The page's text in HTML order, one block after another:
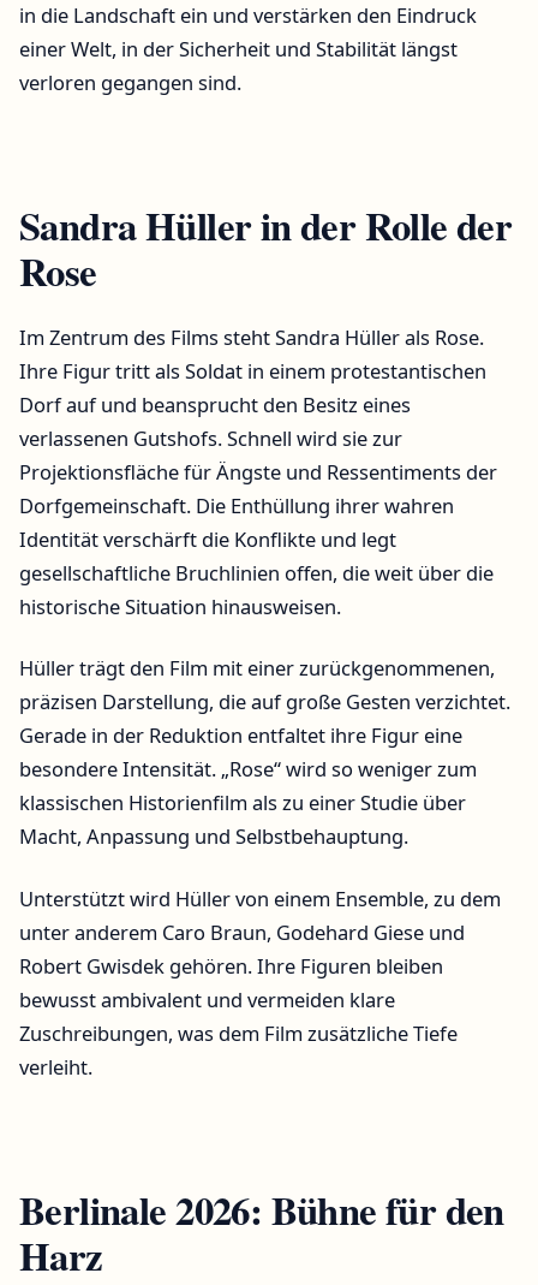
in die Landschaft ein und verstärken den Eindruck
einer Welt, in der Sicherheit und Stabilität längst
verloren gegangen sind.
Sandra Hüller in der Rolle der
Rose
Im Zentrum des Films steht Sandra Hüller als Rose.
Ihre Figur tritt als Soldat in einem protestantischen
Dorf auf und beansprucht den Besitz eines
verlassenen Gutshofs. Schnell wird sie zur
Projektionsfläche für Ängste und Ressentiments der
Dorfgemeinschaft. Die Enthüllung ihrer wahren
Identität verschärft die Konflikte und legt
gesellschaftliche Bruchlinien offen, die weit über die
historische Situation hinausweisen.
Hüller trägt den Film mit einer zurückgenommenen,
präzisen Darstellung, die auf große Gesten verzichtet.
Gerade in der Reduktion entfaltet ihre Figur eine
besondere Intensität. „Rose“ wird so weniger zum
klassischen Historienfilm als zu einer Studie über
Macht, Anpassung und Selbstbehauptung.
Unterstützt wird Hüller von einem Ensemble, zu dem
unter anderem Caro Braun, Godehard Giese und
Robert Gwisdek gehören. Ihre Figuren bleiben
bewusst ambivalent und vermeiden klare
Zuschreibungen, was dem Film zusätzliche Tiefe
verleiht.
Berlinale 2026: Bühne für den
Harz